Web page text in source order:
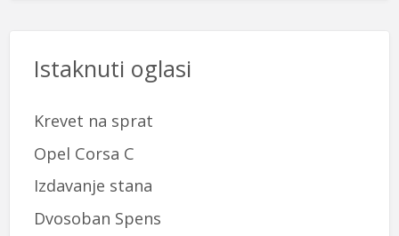
Istaknuti oglasi
Krevet na sprat
Opel Corsa C
Izdavanje stana
Dvosoban Spens